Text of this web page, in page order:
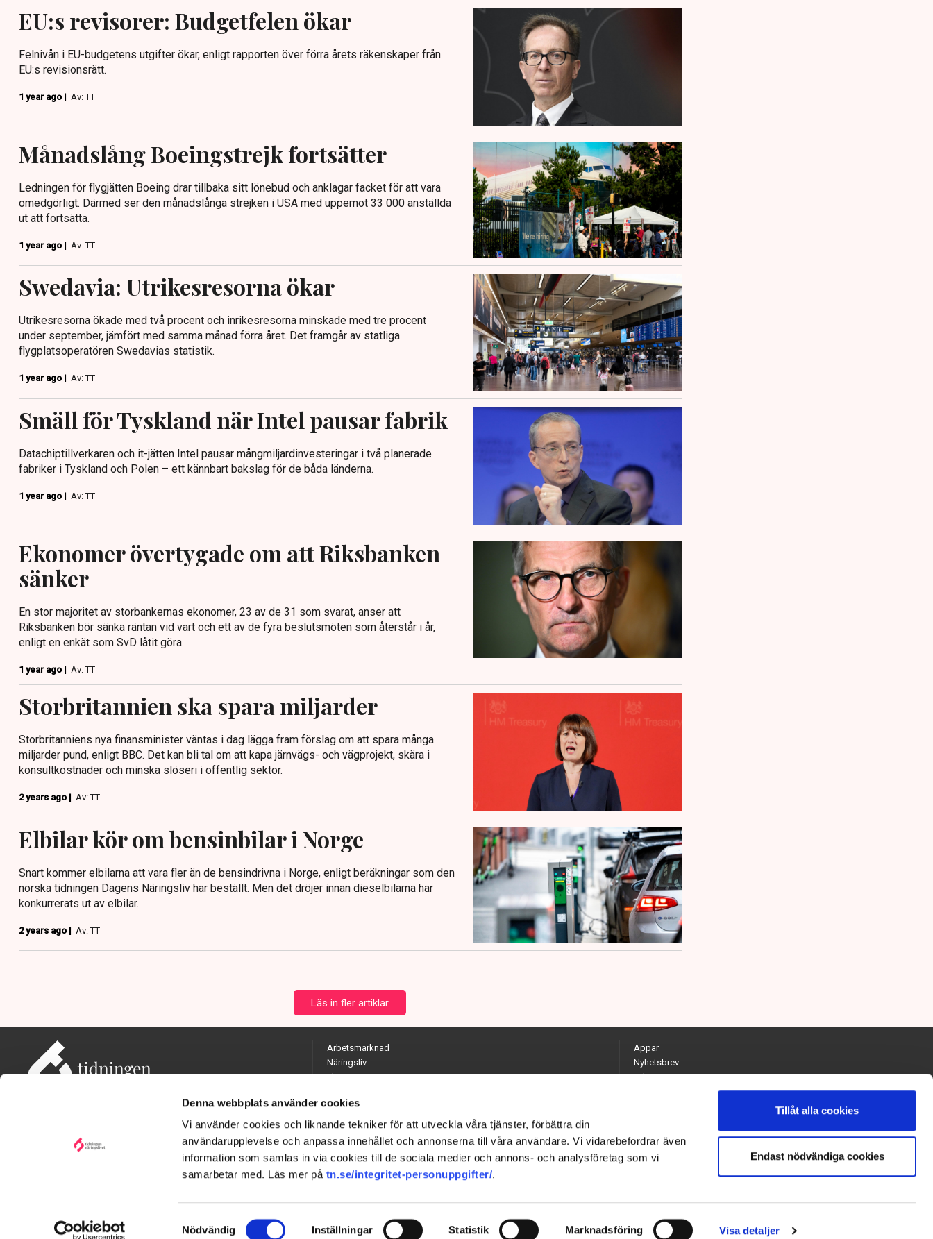
Denna webbplats använder cookies
Vi använder cookies och liknande tekniker för att utveckla våra tjänster, förbättra din
användarupplevelse och anpassa innehållet och annonserna till våra användare. Vi vidarebefordrar även
information som samlas in via cookies till de sociala medier och annons- och analysföretag som vi
samarbetar med. Läs mer på tn.se/integritet-personuppgifter/.
Samtyckesval
Nödvändig Inställningar Statistik Marknadsföring Visa detaljer
Tillåt alla cookies
Endast nödvändiga cookies
EU:s revisorer: Budgetfelen ökar
Felnivån i EU-budgetens utgifter ökar, enligt rapporten över förra årets räkenskaper från
EU:s revisionsrätt.
1 year ago | Av: TT
Månadslång Boeingstrejk fortsätter
Ledningen för flygjätten Boeing drar tillbaka sitt lönebud och anklagar facket för att vara
omedgörligt. Därmed ser den månadslånga strejken i USA med uppemot 33 000 anställda
ut att fortsätta.
1 year ago | Av: TT
Swedavia: Utrikesresorna ökar
Utrikesresorna ökade med två procent och inrikesresorna minskade med tre procent
under september, jämfört med samma månad förra året. Det framgår av statliga
flygplatsoperatören Swedavias statistik.
1 year ago | Av: TT
Smäll för Tyskland när Intel pausar fabrik
Datachiptillverkaren och it-jätten Intel pausar mångmiljardinvesteringar i två planerade
fabriker i Tyskland och Polen – ett kännbart bakslag för de båda länderna.
1 year ago | Av: TT
Ekonomer övertygade om att Riksbanken
sänker
En stor majoritet av storbankernas ekonomer, 23 av de 31 som svarat, anser att
Riksbanken bör sänka räntan vid vart och ett av de fyra beslutsmöten som återstår i år,
enligt en enkät som SvD låtit göra.
1 year ago | Av: TT
Storbritannien ska spara miljarder
Storbritanniens nya finansminister väntas i dag lägga fram förslag om att spara många
miljarder pund, enligt BBC. Det kan bli tal om att kapa järnvägs- och vägprojekt, skära i
konsultkostnader och minska slöseri i offentlig sektor.
2 years ago | Av: TT
Elbilar kör om bensinbilar i Norge
Snart kommer elbilarna att vara fler än de bensindrivna i Norge, enligt beräkningar som den
norska tidningen Dagens Näringsliv har beställt. Men det dröjer innan dieselbilarna har
konkurrerats ut av elbilar.
2 years ago | Av: TT
Läs in fler artiklar
Adress: Tidningen Näringslivet, 114 82 Stockholm
Besöksadress: Storgatan 19, Stockholm
Arbetsmarknad
Näringsliv
Ekonomi
Opinion
Hållbarhet
Utrikes
Quiz
Appar
Nyhetsbrev
Arkiv
Kontakta redaktionen
Chefredaktör och ansvarig utgivare: